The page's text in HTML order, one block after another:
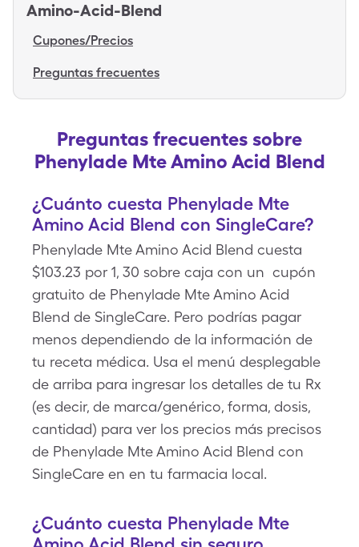
Amino-Acid-Blend
Cupones/Precios
Preguntas frecuentes
Preguntas frecuentes sobre
Phenylade Mte Amino Acid Blend
¿Cuánto cuesta Phenylade Mte
Amino Acid Blend con SingleCare?
Phenylade Mte Amino Acid Blend cuesta
$103.23 por 1, 30 sobre caja con un cupón
gratuito de Phenylade Mte Amino Acid
Blend de SingleCare. Pero podrías pagar
menos dependiendo de la información de
tu receta médica. Usa el menú desplegable
de arriba para ingresar los detalles de tu Rx
(es decir, de marca/genérico, forma, dosis,
cantidad) para ver los precios más precisos
de Phenylade Mte Amino Acid Blend con
SingleCare en en tu farmacia local.
¿Cuánto cuesta Phenylade Mte